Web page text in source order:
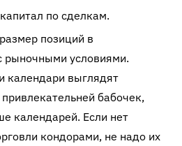
по сделкам.
позиций в
рыночными условиями.
календари выглядят
привлекательней бабочек,
календарей. Если нет
кондорами, не надо их